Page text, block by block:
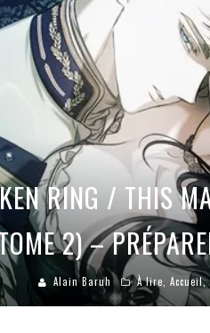
ASSASSIN'S CREED BLACK FLAG RESYNCED
« LE VENT DAND LES SAULES » - UNE
« DAMN THEM ALL » - UN DUO DE CHOC !
« LOVE IS A BOXING RING (TOMES 1 &
« WOLF-MAN / INTEGRALE TOMES 1 ET 2
RING / THIS
2) –
Alain Baruh À lire Accueil,